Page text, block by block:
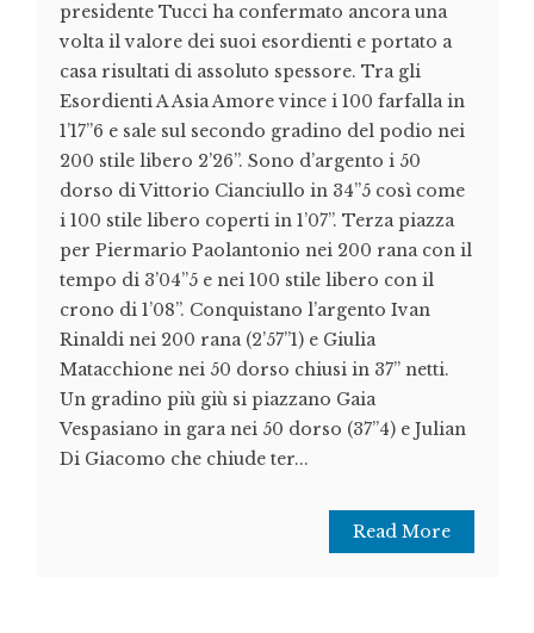
presidente Tucci ha confermato ancora una
volta il valore dei suoi esordienti e portato a
casa risultati di assoluto spessore. Tra gli
Esordienti A Asia Amore vince i 100 farfalla in
1’17’’6 e sale sul secondo gradino del podio nei
200 stile libero 2’26’’. Sono d’argento i 50
dorso di Vittorio Cianciullo in 34’’5 così come
i 100 stile libero coperti in 1’07’’. Terza piazza
per Piermario Paolantonio nei 200 rana con il
tempo di 3’04’’5 e nei 100 stile libero con il
crono di 1’08’’. Conquistano l’argento Ivan
Rinaldi nei 200 rana (2’57’’1) e Giulia
Matacchione nei 50 dorso chiusi in 37’’ netti.
Un gradino più giù si piazzano Gaia
Vespasiano in gara nei 50 dorso (37’’4) e Julian
Di Giacomo che chiude ter...
Read More